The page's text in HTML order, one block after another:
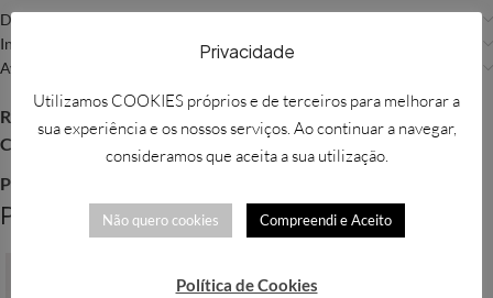
Descrição
Informação adicional
Avaliações (0)
REF:
Categoria:
Partilhar:
Produtos Relacionados
Privacidade
Utilizamos COOKIES próprios e de terceiros para melhorar a
sua experiência e os nossos serviços. Ao continuar a navegar,
consideramos que aceita a sua utilização.
Não quero cookies Compreendi e Aceito
Política de Cookies